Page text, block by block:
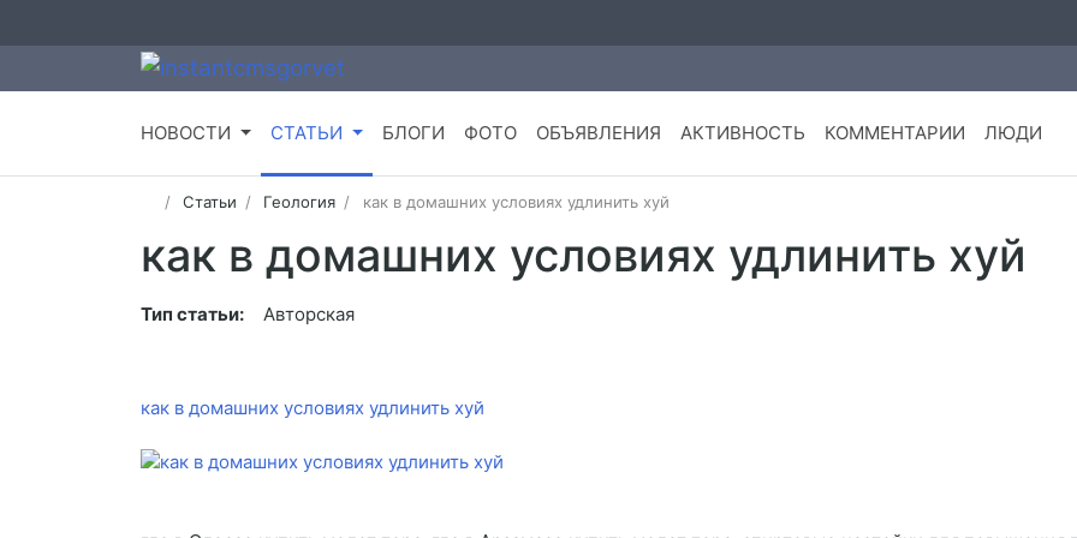
НОВОСТИ СТАТЬИ БЛОГИ ФОТО ОБЪЯВЛЕНИЯ АКТИВНОСТЬ КОММЕНТАРИИ ЛЮДИ
Статьи Геология как в домашних условиях удлинить хуй
как в домашних условиях удлинить хуй
Тип статьи: Авторская
как в домашних условиях удлинить хуй